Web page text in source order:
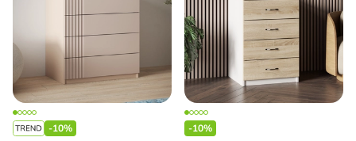
-10% -10%